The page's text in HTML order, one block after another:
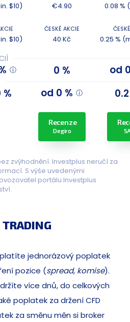
$10)
$10)
€4.90
ČESKÉ AKCIE
40 Kč
0.08 %
0.25 %
0 % od
od 0 %
Recenze
Degiro
zvýhodnění. Investplus neručí za
S výše uvedenými
portálu Investplus
TRADING
jednorázový poplatek
pozice (spread, komise).
více dnů, do celkových
poplatek za držení CFD
za směnu měn si broker